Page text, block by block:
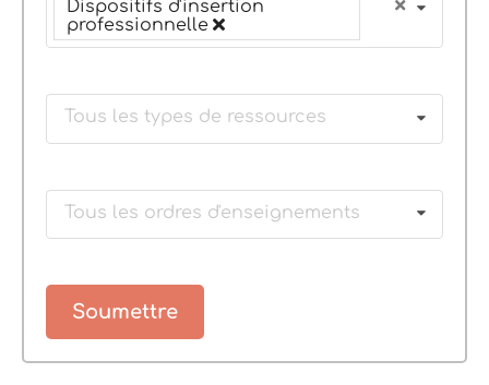
Dispositifs d'insertion
professionnelle
Tous les types de ressources
Tous les ordres d'enseignements